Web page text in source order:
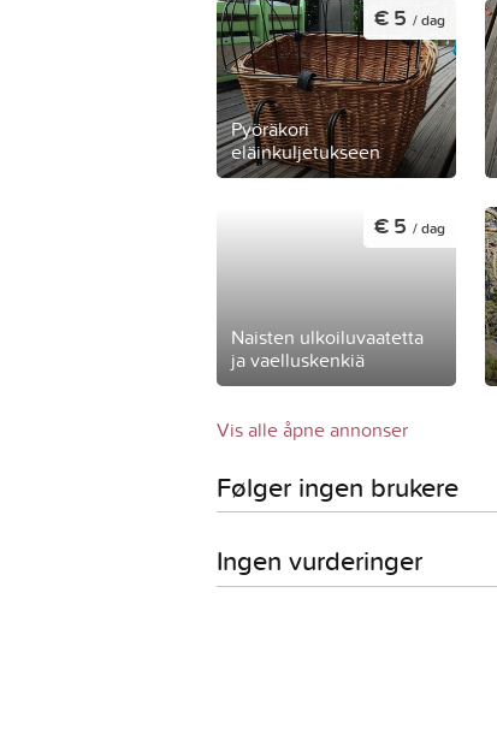
Pyöräkori
eläinkuljetukseen
€ 5 / dag
Naisten ulkoiluvaatetta
ja vaelluskenkiä
€ 5 / dag
Vis alle åpne annonser
Følger ingen brukere
Ingen vurderinger